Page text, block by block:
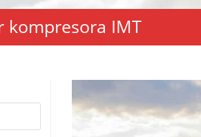
kompresora IMT